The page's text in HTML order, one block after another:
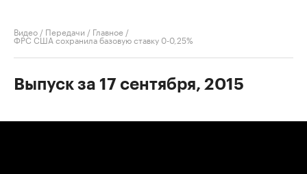
Видео / Передачи / Главное /
ФРС США сохранила базовую ставку 0-0,25%
Выпуск за 17 сентября, 2015